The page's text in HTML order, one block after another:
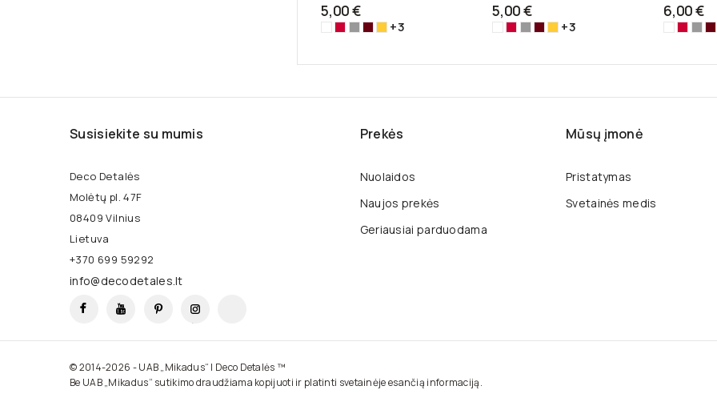
5,00 €
Balta-
Raudona-
Sidabrinė-3108
Tamsiai
80
Geltona-
+3
5,00 €
Balta-
Raudona-
Sidabrinė-3108
Tamsiai
80
Geltona-
+3
6,00 €
Balta-
Susisiekite su mumis
Deco Detalės
Molėtų pl. 47F
08409 Vilnius
Lietuva
+370 699 59292
info@decodetales.lt
FacebookYouTube Pinterest
Prekės
Nuolaidos
Naujos prekės
Geriausiai parduodama
Mūsų įmonė
Pristatymas
Svetainės medis
© 2014-2026 - UAB „Mikadus“ | Deco Detalės ™
Be UAB „Mikadus“ sutikimo draudžiama kopijuoti ir platinti svetainėje esančią informaciją.